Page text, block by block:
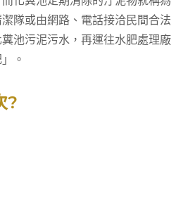
潔隊或由網路、電話接洽民間合法
池污泥污水，再運往水肥處理廠
。
?